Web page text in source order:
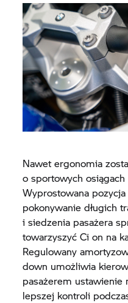
Nawet ergonomia
o sportowych osiągach
Wyprostowana
pokonywanie długich
i siedzenia pasażera
towarzyszyć Ci on na
Regulowany
down umożliwia
pasażerem ustawienie
lepszej kontroli